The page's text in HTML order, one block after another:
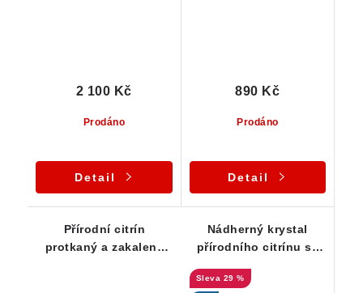
Prodáno
2 100 Kč
Detail
Prodáno
890 Kč
Detail
Přírodní citrín
protkaný a zakalený
Nádherný krystal
přírodního citrínu se
povrchem a slušnou
29 %